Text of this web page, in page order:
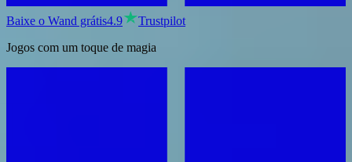
Baixe o Wand grátis4.9
Trustpilot
Jogos com um toque de magia